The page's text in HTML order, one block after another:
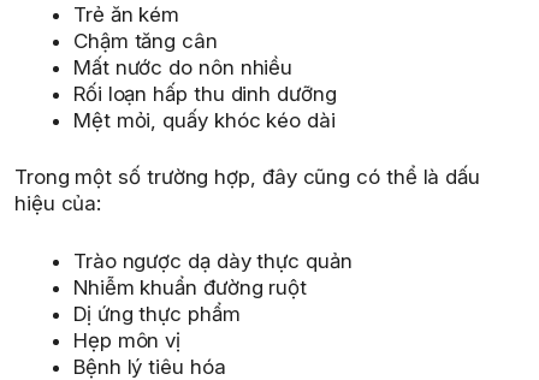
Trẻ ăn kém
Chậm tăng cân
Mất nước do nôn nhiều
Rối loạn hấp thu dinh dưỡng
Mệt mỏi, quấy khóc kéo dài
Trong một số trường hợp, đây cũng có thể là dấu
hiệu của:
Trào ngược dạ dày thực quản
Nhiễm khuẩn đường ruột
Dị ứng thực phẩm
Hẹp môn vị
Bệnh lý tiêu hóa